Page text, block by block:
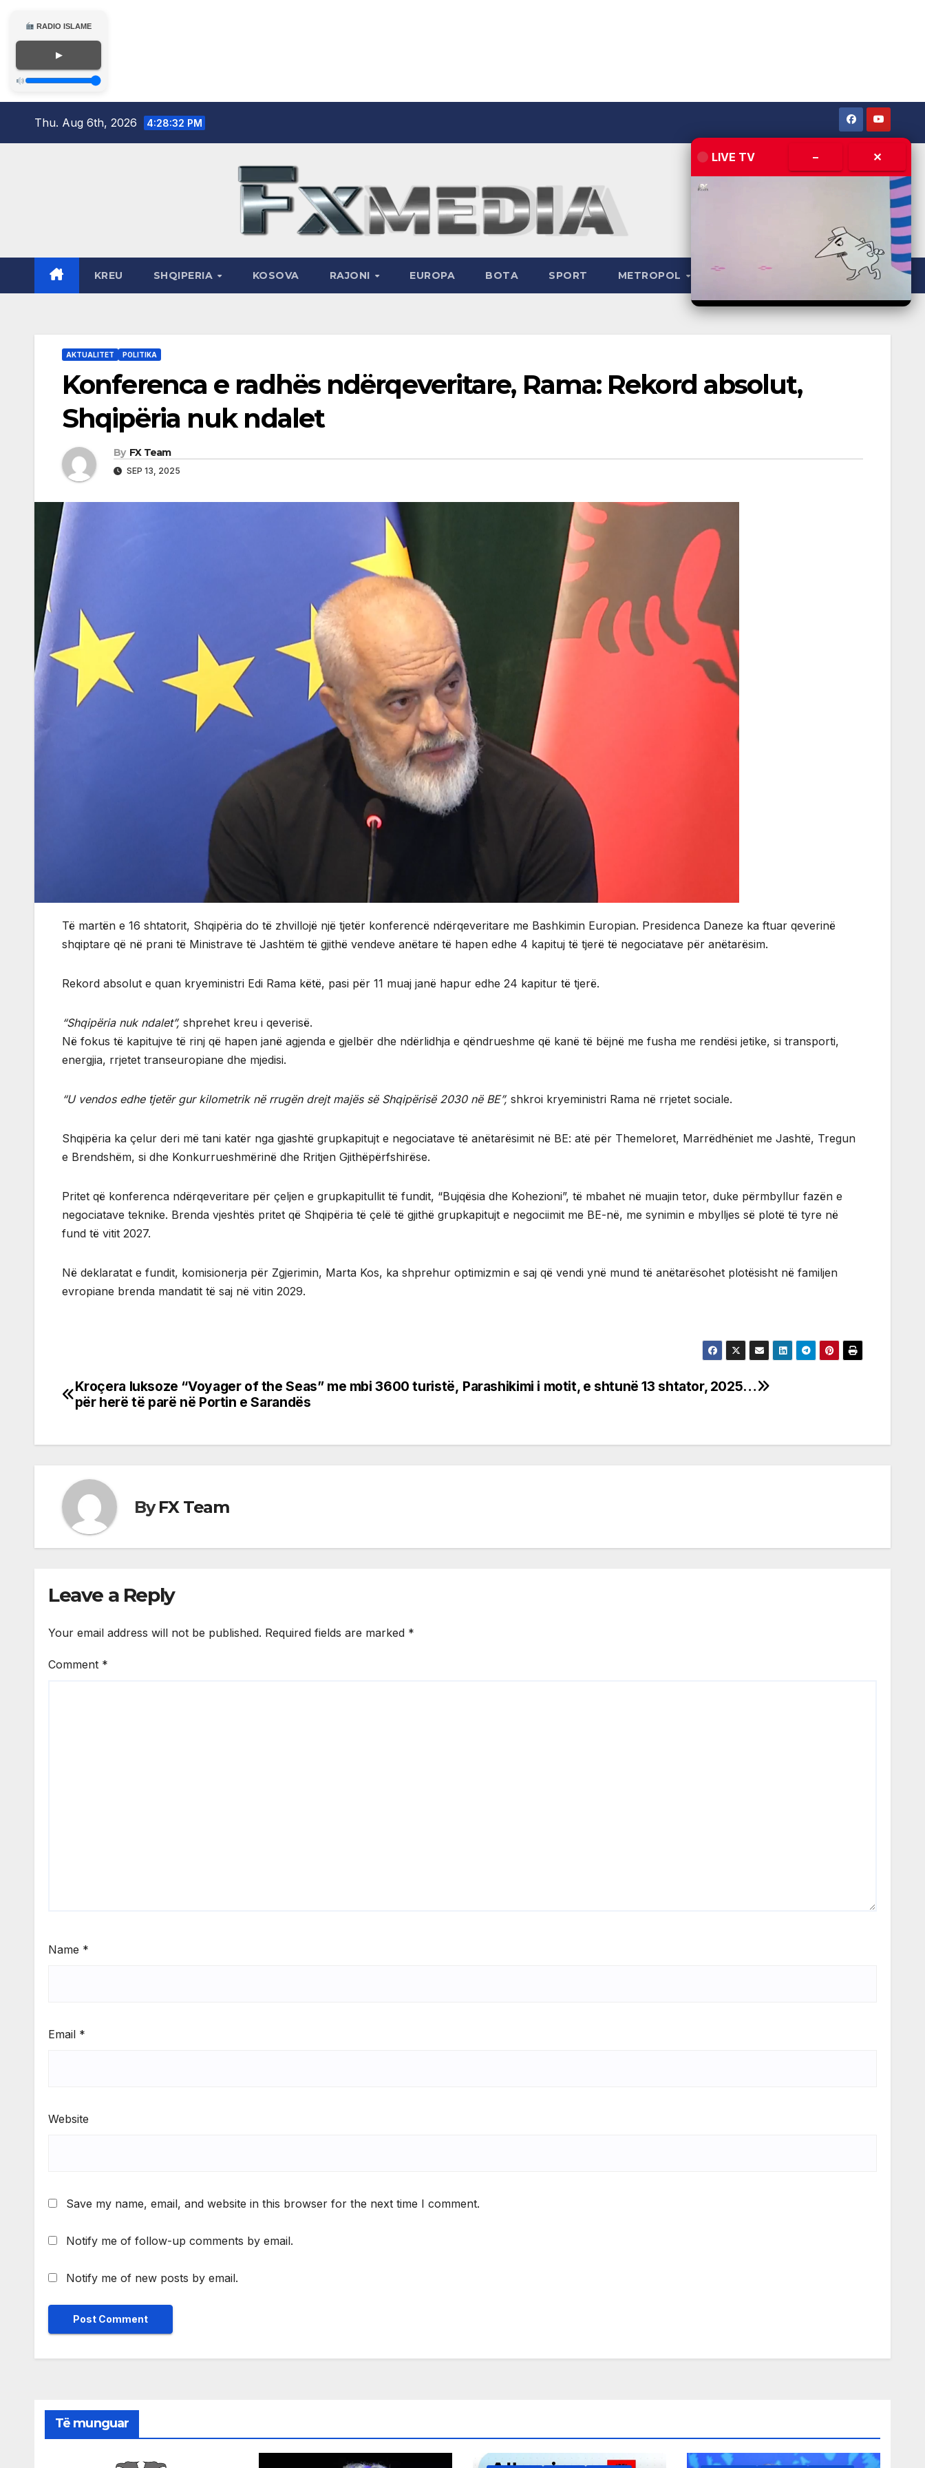
RADIO ISLAME
▶
Thu. Aug 6th, 2026 4:28:33 PM
KREU SHQIPERIA KOSOVA RAJONI EUROPA BOTA SPORT METROPOL
AKTUALITET POLITIKA
Konferenca e radhës ndërqeveritare, Rama: Rekord absolut,
Shqipëria nuk ndalet
By FX Team
SEP 13, 2025
Të martën e 16 shtatorit, Shqipëria do të zhvillojë një tjetër konferencë ndërqeveritare me Bashkimin Europian. Presidenca Daneze ka ftuar qeverinë
shqiptare që në prani të Ministrave të Jashtëm të gjithë vendeve anëtare të hapen edhe 4 kapituj të tjerë të negociatave për anëtarësim.
Rekord absolut e quan kryeministri Edi Rama këtë, pasi për 11 muaj janë hapur edhe 24 kapitur të tjerë.
“Shqipëria nuk ndalet”, shprehet kreu i qeverisë.
Në fokus të kapitujve të rinj që hapen janë agjenda e gjelbër dhe ndërlidhja e qëndrueshme që kanë të bëjnë me fusha me rendësi jetike, si transporti,
energjia, rrjetet transeuropiane dhe mjedisi.
“U vendos edhe tjetër gur kilometrik në rrugën drejt majës së Shqipërisë 2030 në BE”, shkroi kryeministri Rama në rrjetet sociale.
Shqipëria ka çelur deri më tani katër nga gjashtë grupkapitujt e negociatave të anëtarësimit në BE: atë për Themeloret, Marrëdhëniet me Jashtë, Tregun
e Brendshëm, si dhe Konkurrueshmërinë dhe Rritjen Gjithëpërfshirëse.
Pritet që konferenca ndërqeveritare për çeljen e grupkapitullit të fundit, “Bujqësia dhe Kohezioni”, të mbahet në muajin tetor, duke përmbyllur fazën e
negociatave teknike. Brenda vjeshtës pritet që Shqipëria të çelë të gjithë grupkapitujt e negociimit me BE-në, me synimin e mbylljes së plotë të tyre në
fund të vitit 2027.
Në deklaratat e fundit, komisionerja për Zgjerimin, Marta Kos, ka shprehur optimizmin e saj që vendi ynë mund të anëtarësohet plotësisht në familjen
evropiane brenda mandatit të saj në vitin 2029.
Post
Parashikimi i motit, e shtunë 13 shtator, 2025…
Kroçera luksoze “Voyager of the Seas” me mbi 3600 turistë,
për herë të parë në Portin e Sarandës
ByFX Team
Leave a Reply
Your email address will not be published. Required fields are marked *
Comment *
Name *
Email *
Website
Save my name, email, and website in this browser for the next time I comment.
Notify me of follow-up comments by email.
Notify me of new posts by email.
Të munguar
LIVE TV – ✕